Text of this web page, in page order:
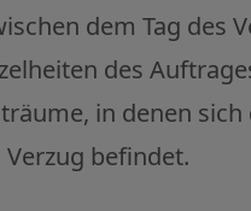
dem Tag des
des
in denen
befindet.